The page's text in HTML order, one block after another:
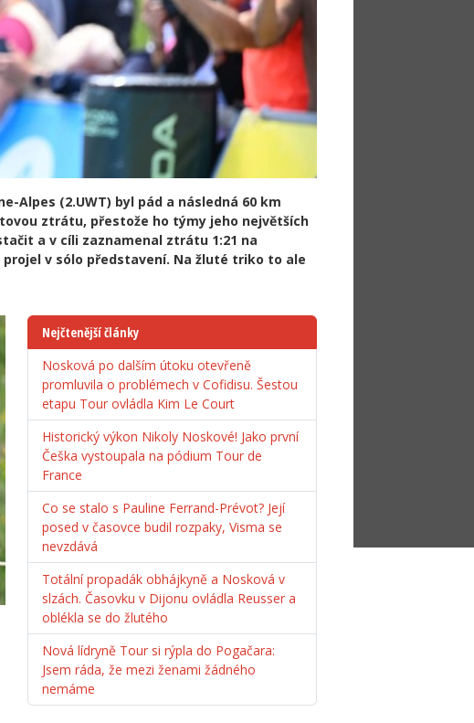
Alpes (2.UWT) byl pád a následná 60 km
ztrátu, přestože ho týmy jeho největších
a v cíli zaznamenal ztrátu 1:21 na
v sólo představení. Na žluté triko to ale
Nejčtenější články
Nosková po dalším útoku otevřeně
promluvila o problémech v Cofidisu. Šestou
etapu Tour ovládla Kim Le Court
Historický výkon Nikoly Noskové! Jako první
Češka vystoupala na pódium Tour de
France
Co se stalo s Pauline Ferrand-Prévot? Její
posed v časovce budil rozpaky, Visma se
nevzdává
Totální propadák obhájkyně a Nosková v
slzách. Časovku v Dijonu ovládla Reusser a
oblékla se do žlutého
Nová lídryně Tour si rýpla do Pogačara:
Jsem ráda, že mezi ženami žádného
nemáme